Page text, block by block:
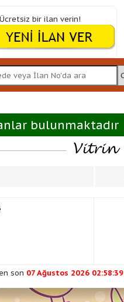
Ücretsiz bir ilan verin!
bulunmaktadır
son 07 Ağustos 2026 02:58:39